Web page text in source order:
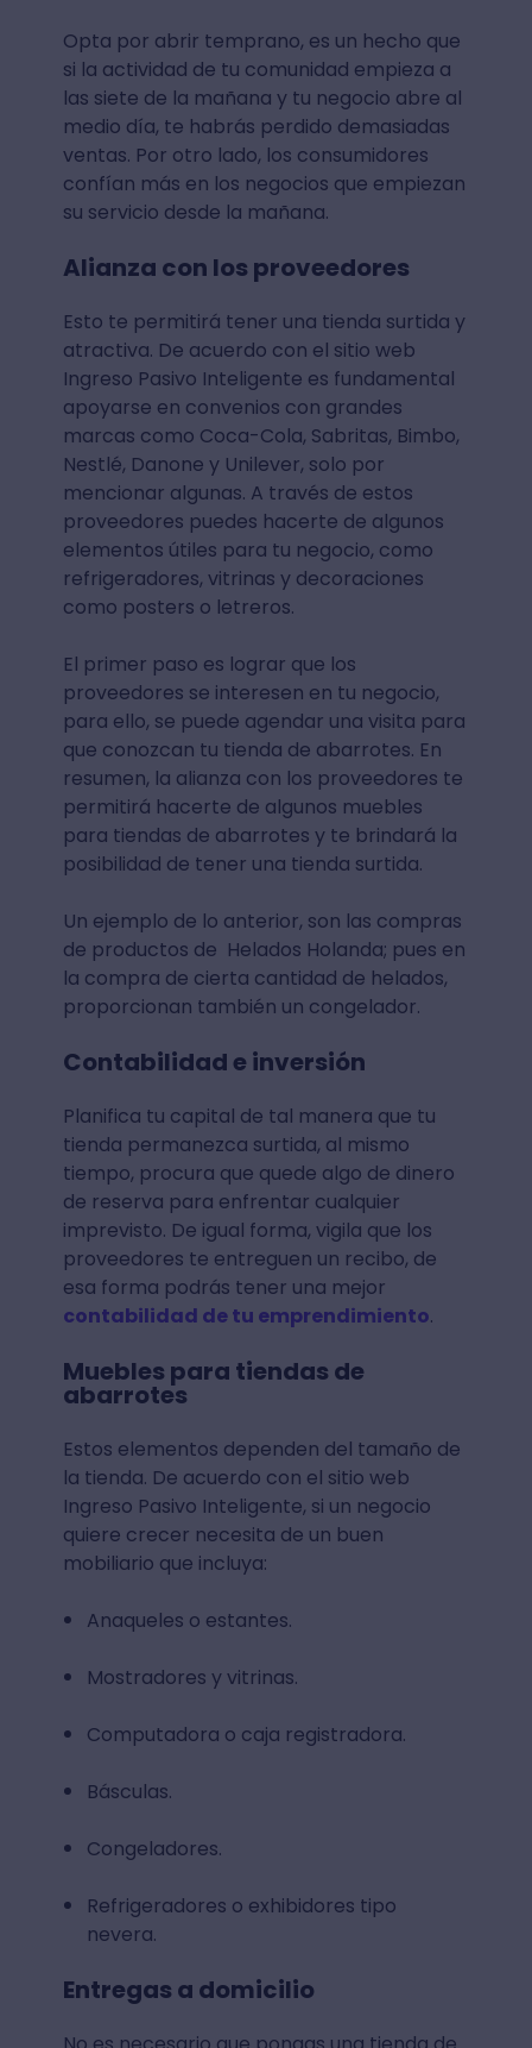
Opta por abrir temprano, es un hecho que
si la actividad de tu comunidad empieza a
las siete de la mañana y tu negocio abre al
medio día, te habrás perdido demasiadas
ventas. Por otro lado, los consumidores
confían más en los negocios que empiezan
su servicio desde la mañana.
Alianza con los proveedores
Esto te permitirá tener una tienda surtida y
atractiva. De acuerdo con el sitio web
Ingreso Pasivo Inteligente es fundamental
apoyarse en convenios con grandes
marcas como Coca-Cola, Sabritas, Bimbo,
Nestlé, Danone y Unilever, solo por
mencionar algunas. A través de estos
proveedores puedes hacerte de algunos
elementos útiles para tu negocio, como
refrigeradores, vitrinas y decoraciones
como posters o letreros.
El primer paso es lograr que los
proveedores se interesen en tu negocio,
para ello, se puede agendar una visita para
que conozcan tu tienda de abarrotes. En
resumen, la alianza con los proveedores te
permitirá hacerte de algunos muebles
para tiendas de abarrotes y te brindará la
posibilidad de tener una tienda surtida.
Un ejemplo de lo anterior, son las compras
de productos de Helados Holanda; pues en
la compra de cierta cantidad de helados,
proporcionan también un congelador.
Contabilidad e inversión
Planifica tu capital de tal manera que tu
tienda permanezca surtida, al mismo
tiempo, procura que quede algo de dinero
de reserva para enfrentar cualquier
imprevisto. De igual forma, vigila que los
proveedores te entreguen un recibo, de
esa forma podrás tener una mejor
contabilidad de tu emprendimiento.
Muebles para tiendas de
abarrotes
Estos elementos dependen del tamaño de
la tienda. De acuerdo con el sitio web
Ingreso Pasivo Inteligente, si un negocio
quiere crecer necesita de un buen
mobiliario que incluya:
Anaqueles o estantes.
Mostradores y vitrinas.
Computadora o caja registradora.
Básculas.
Congeladores.
Refrigeradores o exhibidores tipo
nevera.
Entregas a domicilio